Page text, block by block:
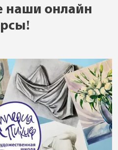
наши онлайн